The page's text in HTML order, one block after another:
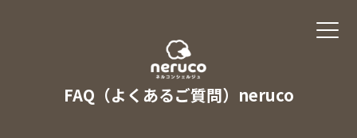
FAQ（よくあるご質問）neruco